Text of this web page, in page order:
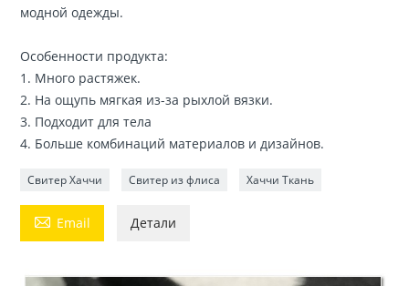
модной одежды.
Особенности продукта:
1. Много растяжек.
2. На ощупь мягкая из-за рыхлой вязки.
3. Подходит для тела
4. Больше комбинаций материалов и дизайнов.
Свитер Хаччи Свитер из флиса Хаччи Ткань
 Email Детали